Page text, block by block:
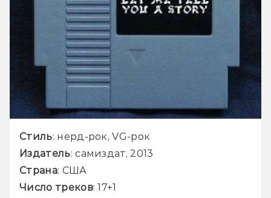
Стиль
Издатель
Страна
Число треков